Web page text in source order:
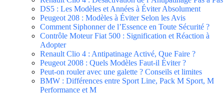
DS5 : Les Modèles et Années à Éviter Absolument
Peugeot 208 : Modèles à Éviter Selon les Avis
Comment Siphonner de l’Essence en Toute Sécurité ?
Contrôle Moteur Fiat 500 : Signification et Réaction à
Adopter
Renault Clio 4 : Antipatinage Activé, Que Faire ?
Peugeot 2008 : Quels Modèles Faut-il Éviter ?
Peut-on rouler avec une galette ? Conseils et limites
BMW : Différences entre Sport Line, Pack M Sport, M
Performance et M